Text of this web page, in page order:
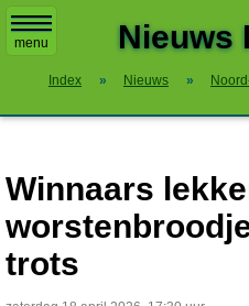
menu Nieuws
Index » Nieuws »
Winnaars
trots